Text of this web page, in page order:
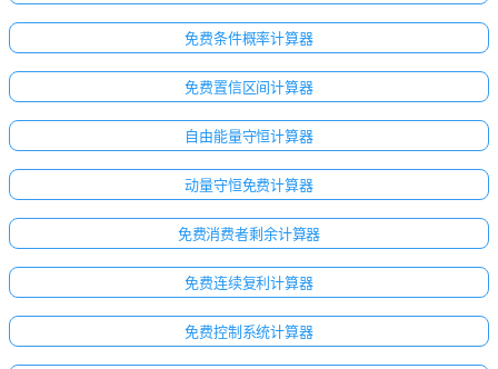
免费条件概率计算器
免费置信区间计算器
自由能量守恒计算器
动量守恒免费计算器
免费消费者剩余计算器
免费连续复利计算器
免费控制系统计算器